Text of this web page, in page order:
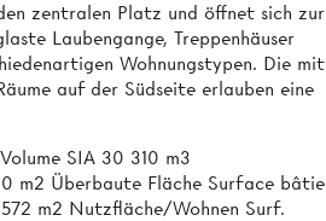
zentralen Platz und öffnet sich zur
Laubengange, Treppenhäuser
Wohnungstypen. Die mit
auf der Südseite erlauben eine
SIA 30 310 m3
m2 Überbaute Fläche Surface bâtie
m2 Nutzfläche/Wohnen Surf.